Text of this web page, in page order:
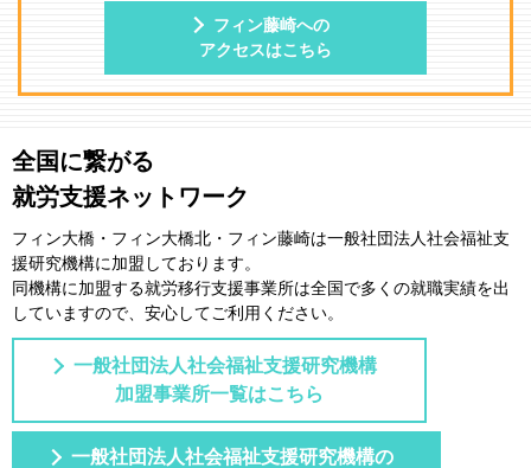
フィン藤崎への
アクセスはこちら
全国に繋がる
就労支援ネットワーク
フィン大橋・フィン大橋北・フィン藤崎は一般社団法⼈社会福祉⽀
援研究機構に加盟しております。
同機構に加盟する就労移⾏⽀援事業所は全国で多くの就職実績を出
していますので、安⼼してご利⽤ください。
一般社団法人社会福祉支援研究機構
加盟事業所一覧はこちら
一般社団法人社会福祉支援研究機構の